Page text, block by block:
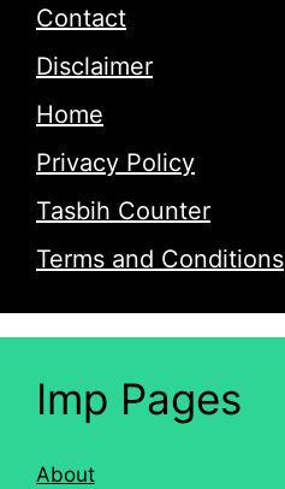
Contact
Disclaimer
Home
Privacy Policy
Tasbih Counter
Terms and Conditions
Imp Pages
About